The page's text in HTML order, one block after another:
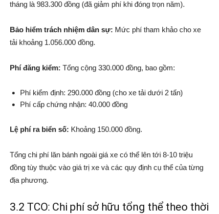
tháng là 983.300 đồng (đã giảm phí khi đóng trọn năm).
Bảo hiểm trách nhiệm dân sự: Mức phí tham khảo cho xe
tải khoảng 1.056.000 đồng.
Phí đăng kiểm: Tổng cộng 330.000 đồng, bao gồm:
Phí kiểm định: 290.000 đồng (cho xe tải dưới 2 tấn)
Phí cấp chứng nhận: 40.000 đồng
Lệ phí ra biển số: Khoảng 150.000 đồng.
Tổng chi phí lăn bánh ngoài giá xe có thể lên tới 8-10 triệu
đồng tùy thuộc vào giá trị xe và các quy định cụ thể của từng
địa phương.
3.2 TCO: Chi phí sở hữu tổng thể theo thời